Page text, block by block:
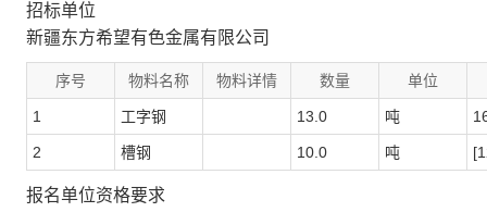
招标单位
新疆东方希望有色金属有限公司
序号 物料名称 物料详情 数量 单位
1 工字钢 13.0 吨
2 槽钢 10.0 吨
报名单位资格要求